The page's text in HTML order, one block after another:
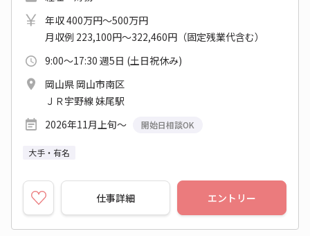
年収 400万円～500万円
月収例 223,100円～322,460円（固定残業代含む）
9:00～17:30 週5日 (土日祝休み)
岡山県 岡山市南区
ＪＲ宇野線 妹尾駅
2026年11月上旬～
開始日相談OK
大手・有名
仕事詳細 エントリー